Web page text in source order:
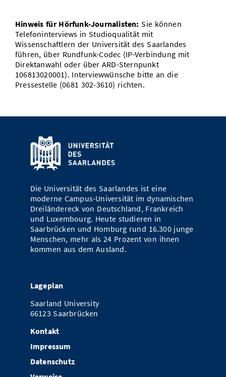
Hinweis für Hörfunk-Journalisten:Sie können
Telefoninterviews in Studioqualität mit
Wissenschaftlern der Universität des Saarlandes
führen, über Rundfunk-Codec (IP-Verbindung mit
Direktanwahl oder über ARD-Sternpunkt
106813020001). Interviewwünsche bitte an die
Pressestelle (0681 302-3610) richten.
Die Universität des Saarlandes ist eine
moderne Campus-Universität im dynamischen
Dreiländereck von Deutschland, Frankreich
und Luxembourg. Heute studieren in
Saarbrücken und Homburg rund 16.300 junge
Menschen, mehr als 24 Prozent von ihnen
kommen aus dem Ausland.
Lageplan
Saarland University
66123 Saarbrücken
Kontakt
Impressum
Datenschutz